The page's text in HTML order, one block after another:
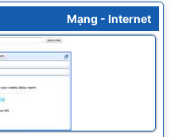
Mạng - Internet